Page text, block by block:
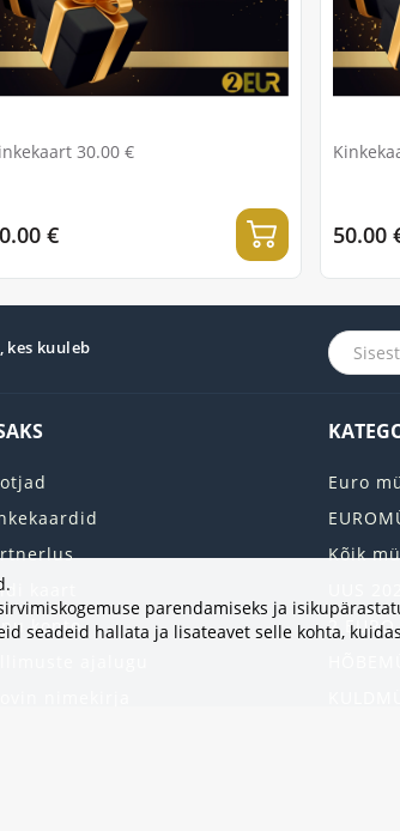
30.00 €
€ 50.00
kes kuuleb
kaart
konto
Euro
Kõik
2
parendamiseks ja
seadeid hallata ja lisateavet selle kohta,